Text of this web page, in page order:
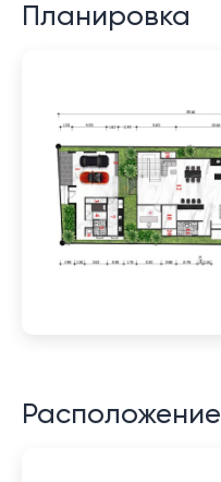
Планировка
Расположение